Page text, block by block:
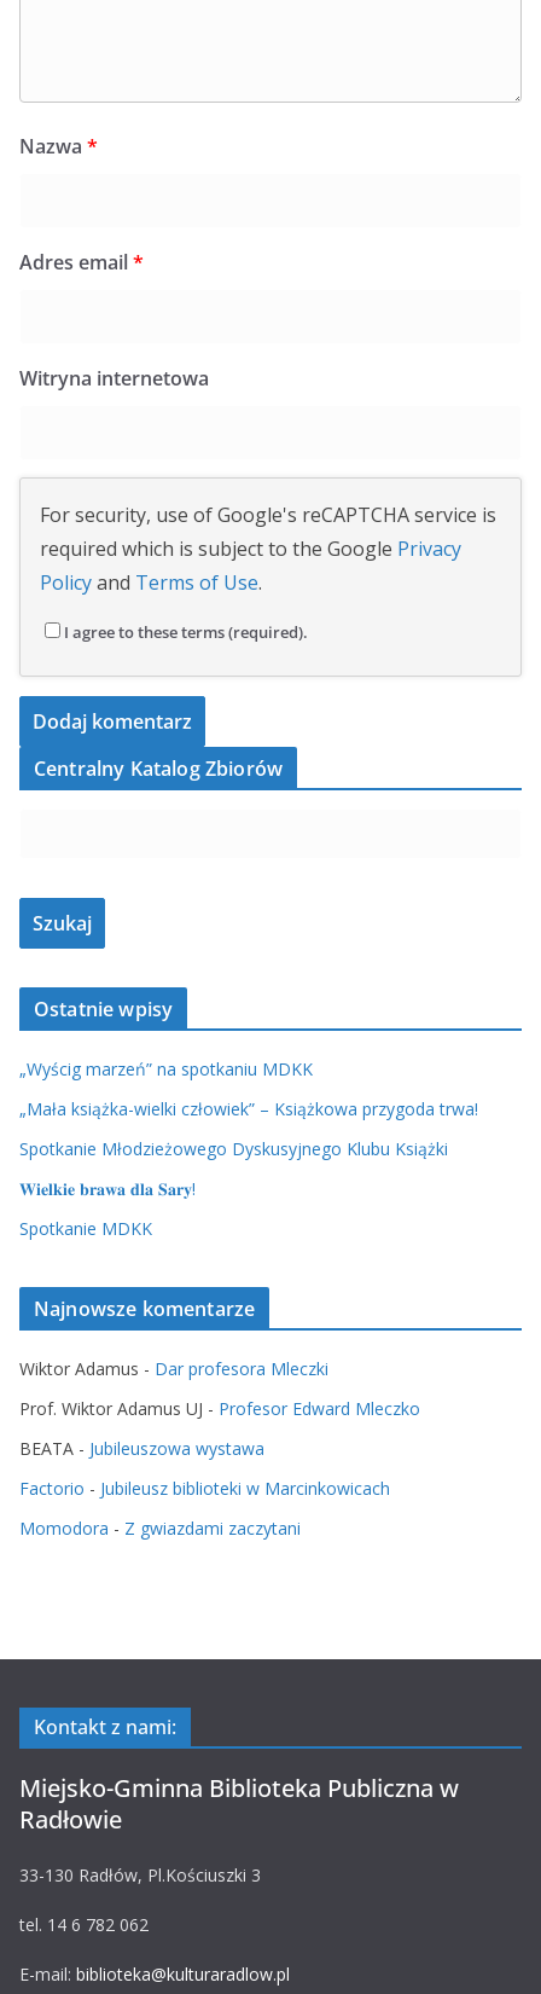
Nazwa *
Adres email*
Witryna internetowa
For security, use of Google's reCAPTCHA service is
required which is subject to the Google Privacy
Policyand Terms of Use.
I agree to these terms (required).
Centralny Katalog Zbiorów
Ostatnie wpisy
„Wyścig marzeń” na spotkaniu MDKK
„Mała książka-wielki człowiek” – Książkowa przygoda trwa!
Spotkanie Młodzieżowego Dyskusyjnego Klubu Książki
𝐖𝐢𝐞𝐥𝐤𝐢𝐞 𝐛𝐫𝐚𝐰𝐚 𝐝𝐥𝐚 𝐒𝐚𝐫𝐲!
Spotkanie MDKK
Najnowsze komentarze
Wiktor Adamus - Dar profesora Mleczki
Prof. Wiktor Adamus UJ - Profesor Edward Mleczko
BEATA - Jubileuszowa wystawa
Factorio - Jubileusz biblioteki w Marcinkowicach
Momodora - Z gwiazdami zaczytani
Kontakt z nami:
Miejsko-Gminna Biblioteka Publiczna w
Radłowie
33-130 Radłów, Pl.Kościuszki 3
tel. 14 6 782 062
E-mail: biblioteka@kulturaradlow.pl